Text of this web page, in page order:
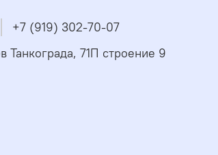
+7 (919) 302-70-07
Танкограда, 71П строение 9